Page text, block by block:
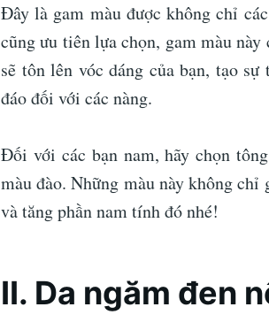
Đây là gam màu được không chỉ
cũng ưu tiên lựa chọn, gam màu
sẽ tôn lên vóc dáng của bạn, tạo
đáo đối với các nàng.
Đối với các bạn nam, hãy chọn
màu đào. Những màu này không
và tăng phần nam tính đó nhé!
II. Da ngăm đen